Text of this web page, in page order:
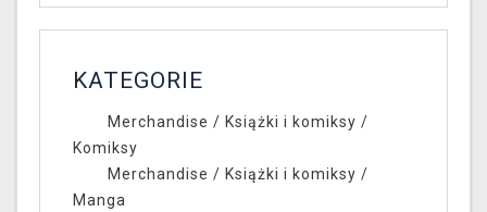
KATEGORIE
Merchandise / Książki i komiksy /
Komiksy
Merchandise / Książki i komiksy /
Manga